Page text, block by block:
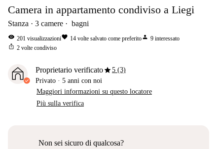
Camera in appartamento condiviso a Liegi
Stanza 3 camere bagni
visibility 201 visualizzazionifavorite 14 volte salvato come preferitoperson 9 interessato
ios_share 2 volte condiviso
Proprietario verificatostar5 (3)
Privato · 5 anni con noi
Maggiori informazioni su questo locatore
Più sulla verifica
Non sei sicuro di qualcosa?